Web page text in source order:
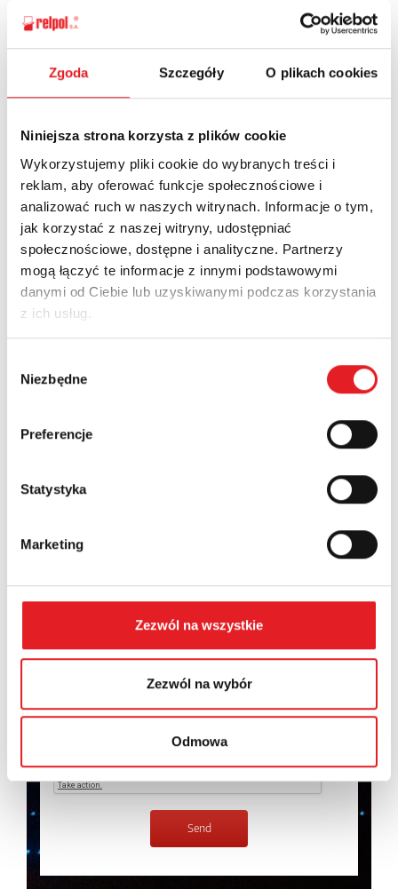
Zgoda Szczegóły O plikach cookies
Niniejsza strona korzysta z plików cookie
Wykorzystujemy pliki cookie do wybranych treści i
reklam, aby oferować funkcje społecznościowe i
analizować ruch w naszych witrynach. Informacje o tym,
jak korzystać z naszej witryny, udostępniać
społecznościowe, dostępne i analityczne. Partnerzy
mogą łączyć te informacje z innymi podstawowymi
danymi od Ciebie lub uzyskiwanymi podczas korzystania
z ich usług.
zgody
Niezbędne
Preferencje
Statystyka
Marketing
Zezwól na wszystkie
Zezwól na wybór
Odmowa
Ask for the details of the offer
Name: *
Email: *
Company:
Contents: *
I consent to the processing of my personal data by
personal data in thePrivacy Policy*
*